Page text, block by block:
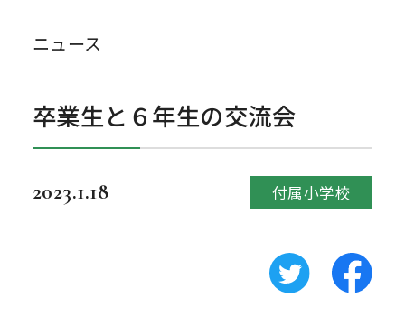
ニュース
卒業生と６年生の交流会
2023.1.18 付属小学校